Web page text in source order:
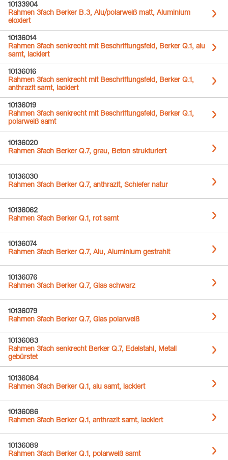
10133904
Rahmen 3fach Berker B.3, Alu/polarweiß matt, Aluminium
eloxiert
10136014
Rahmen 3fach senkrecht mit Beschriftungsfeld, Berker Q.1, alu
samt, lackiert
10136016
Rahmen 3fach senkrecht mit Beschriftungsfeld, Berker Q.1,
anthrazit samt, lackiert
10136019
Rahmen 3fach senkrecht mit Beschriftungsfeld, Berker Q.1,
polarweiß samt
10136020
Rahmen 3fach Berker Q.7, grau, Beton strukturiert
10136030
Rahmen 3fach Berker Q.7, anthrazit, Schiefer natur
10136062
Rahmen 3fach Berker Q.1, rot samt
10136074
Rahmen 3fach Berker Q.7, Alu, Aluminium gestrahlt
10136076
Rahmen 3fach Berker Q.7, Glas schwarz
10136079
Rahmen 3fach Berker Q.7, Glas polarweiß
10136083
Rahmen 3fach senkrecht Berker Q.7, Edelstahl, Metall
gebürstet
10136084
Rahmen 3fach Berker Q.1, alu samt, lackiert
10136086
Rahmen 3fach Berker Q.1, anthrazit samt, lackiert
10136089
Rahmen 3fach Berker Q.1, polarweiß samt